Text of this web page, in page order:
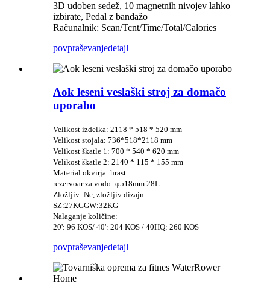
3D udoben sedež, 10 magnetnih nivojev lahko
izbirate, Pedal z bandažo
Računalnik: Scan/Tcnt/Time/Total/Calories
povpraševanjedetajl
Aok leseni veslaški stroj za domačo
uporabo
Velikost izdelka: 2118 * 518 * 520 mm
Velikost stojala: 736*518*2118 mm
Velikost škatle 1: 700 * 540 * 620 mm
Velikost škatle 2: 2140 * 115 * 155 mm
Material okvirja: hrast
rezervoar za vodo: φ518mm 28L
Zložljiv: Ne, zložljiv dizajn
SZ:27KGGW:32KG
Nalaganje količine:
20': 96 KOS/ 40': 204 KOS / 40HQ: 260 KOS
povpraševanjedetajl